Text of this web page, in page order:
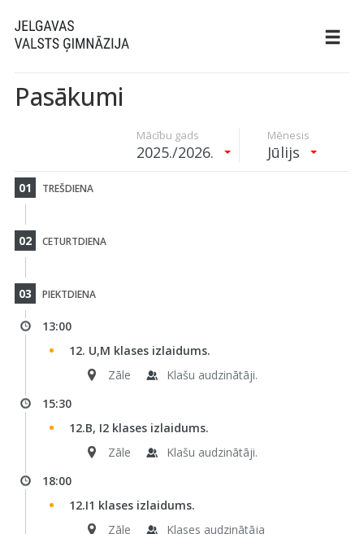
Pasākumi
Mācību gads
2025./2026.
Mēnesis
Jūlijs
01 TREŠDIENA
02 CETURTDIENA
03 PIEKTDIENA
13:00
12. U,M klases izlaidums.
Zāle
Klašu audzinātāji.
15:30
12.B, I2 klases izlaidums.
Zāle
Klašu audzinātāji.
18:00
12.I1 klases izlaidums.
Zāle
Klases audzinātāja